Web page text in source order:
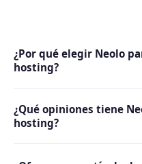
¿Por qué elegir Neolo
hosting?
Latinoamérica y España,
y más de 10.000 clientes
Respondemos el 80% de
¿Qué opiniones tiene
hosting?